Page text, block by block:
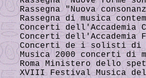
Rassegna "Nuova
Rassegna di musica
Concerti dell'Accademia
Concerti dell'Accademia
Concerti de i solisti di
Musica 2000 concerti di
Roma Ministero dello
XVIII Festival Musica del